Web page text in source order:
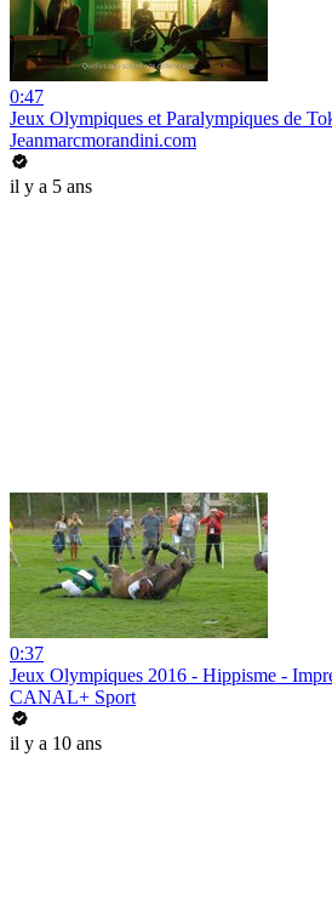
0:47
Jeux Olympiques et Paralympiques de
Jeanmarcmorandini.com
il y a 5 ans
0:37
Jeux Olympiques 2016 - Hippisme -
CANAL+ Sport
il y a 10 ans